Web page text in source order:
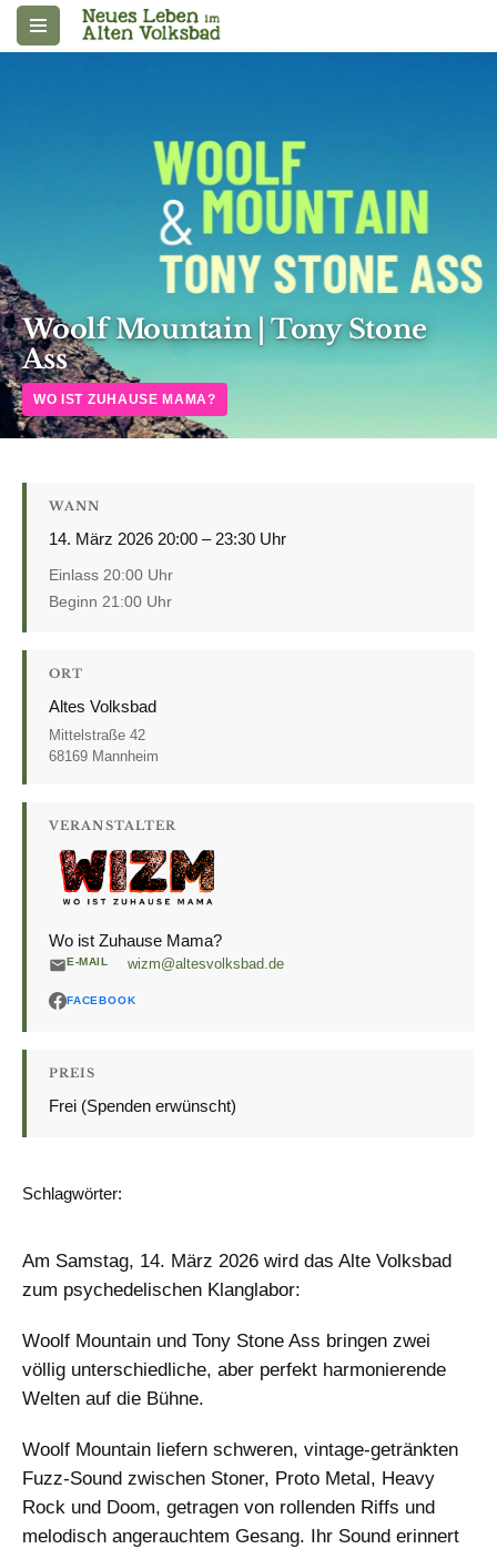
Woolf Mountain | Tony Stone
Ass
WO IST ZUHAUSE MAMA?
WANN
14. März 2026 20:00 – 23:30 Uhr
Einlass 20:00 Uhr
Beginn 21:00 Uhr
ORT
Altes Volksbad
Mittelstraße 42
68169 Mannheim
VERANSTALTER
Wo ist Zuhause Mama?
E-MAIL wizm@altesvolksbad.de
FACEBOOK
PREIS
Frei (Spenden erwünscht)
Schlagwörter:
Am Samstag, 14. März 2026 wird das Alte Volksbad
zum psychedelischen Klanglabor:
Woolf Mountain und Tony Stone Ass bringen zwei
völlig unterschiedliche, aber perfekt harmonierende
Welten auf die Bühne.
Woolf Mountain liefern schweren, vintage‑getränkten
Fuzz‑Sound zwischen Stoner, Proto Metal, Heavy
Rock und Doom, getragen von rollenden Riffs und
melodisch angerauchtem Gesang. Ihr Sound erinnert